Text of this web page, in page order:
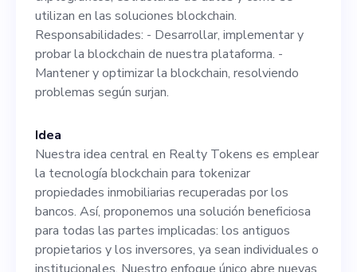
estructuras de datos y cómo
se utilizan en las soluciones
blockchain.
Desarrollar, implementar y
probar la blockchain de
nuestra plataforma. -
Mantener y optimizar la
blockchain, resolviendo
utilizan en las soluciones blockchain.
Responsabilidades: - Desarrollar, implementar y
probar la blockchain de nuestra plataforma. -
Mantener y optimizar la blockchain, resolviendo
problemas según surjan.
Idea
Nuestra idea central en Realty Tokens es emplear
la tecnología blockchain para tokenizar
propiedades inmobiliarias recuperadas por los
bancos. Así, proponemos una solución beneficiosa
para todas las partes implicadas: los antiguos
propietarios y los inversores, ya sean individuales o